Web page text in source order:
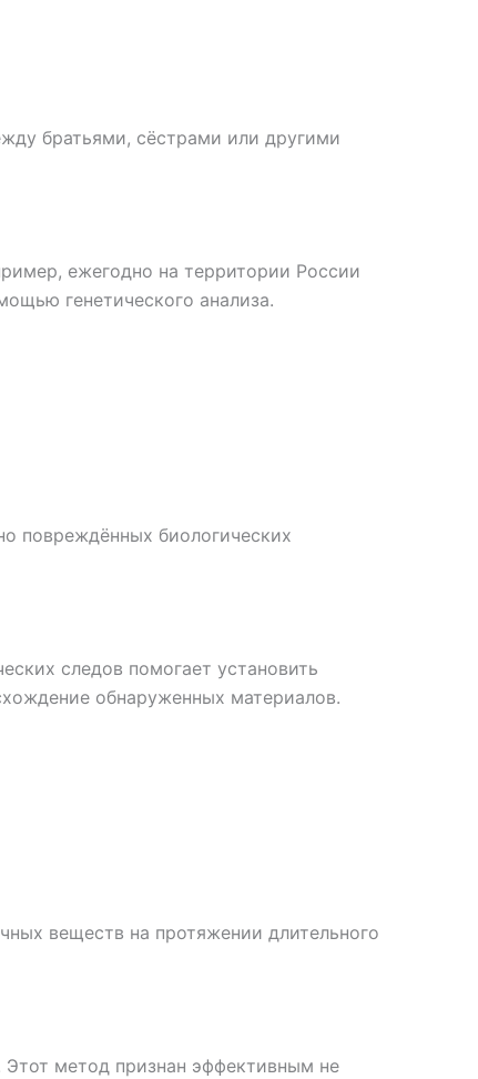
братьями, сёстрами или другими
ежегодно на территории России
генетического анализа.
повреждённых биологических
следов помогает установить
обнаруженных материалов.
веществ на протяжении длительного
Этот метод признан эффективным не